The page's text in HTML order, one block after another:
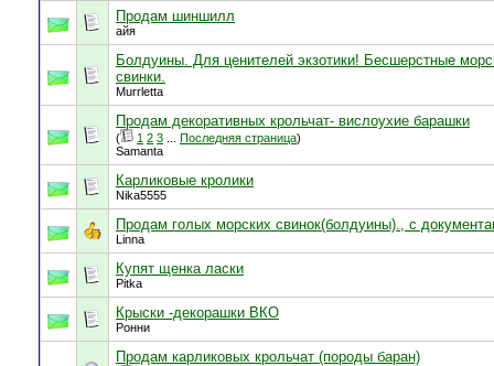
Продам шиншилл
айя
Болдуины. Для ценителей экзотики! Бесшерстные
свинки.
Murrletta
Продам декоративных крольчат- вислоухие барашки
( 1 2 3 Последняя страница)
Samanta
Карликовые кролики
Nika5555
Продам голых морских свинок(болдуины)., с
Linna
Купят щенка ласки
Pitka
Крыски -декорашки ВКО
Ронни
Продам карликовых крольчат (породы баран)